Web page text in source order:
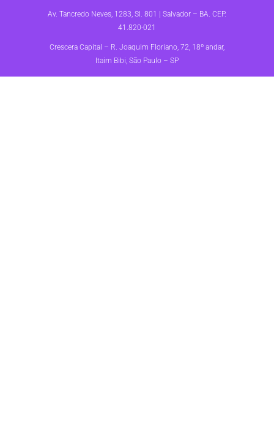
Av. Tancredo Neves, 1283, Sl. 801 | Salvador – BA. CEP.
41.820-021
Crescera Capital – R. Joaquim Floriano, 72, 18º andar,
Itaim Bibi, São Paulo – SP